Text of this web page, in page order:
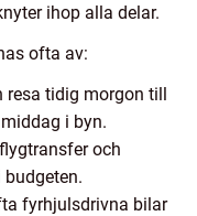
ihop alla delar.
ofta av:
resa tidig morgon till
i byn.
och
fyrhjulsdrivna bilar